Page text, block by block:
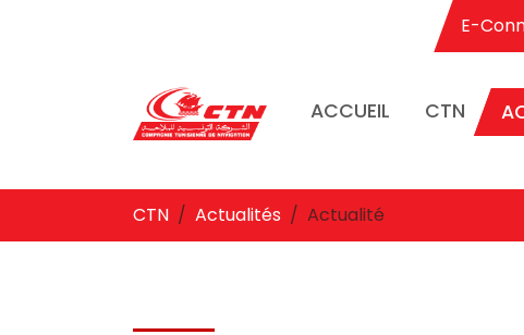
Aller au contenu principal
E-
ACCUEIL CTN
Vous êtes ici:
CTN Actualités Actualité